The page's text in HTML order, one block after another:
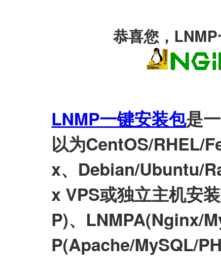
恭喜您，
LNMP一键安装包是
以为CentOS/RHEL/
x、Debian/Ubuntu/
x VPS或独立主机安
P)、LNMPA(Nginx/
P(Apache/MySQL/